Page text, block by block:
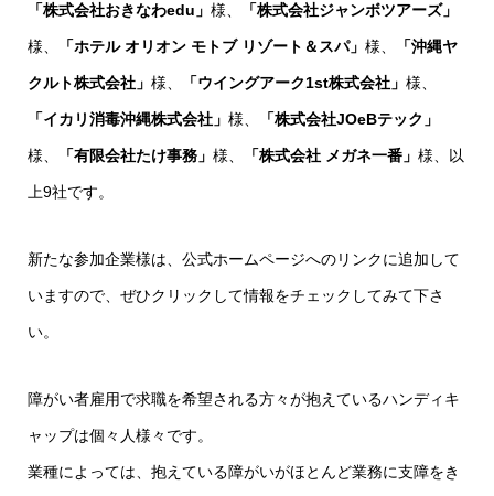
「株式会社おきなわedu」 様、 「株式会社ジャンボツアーズ」
様、 「ホテル オリオン モトブ リゾート＆スパ」 様、 「沖縄ヤ
クルト株式会社」 様、 「ウイングアーク1st株式会社」 様、
「イカリ消毒沖縄株式会社」 様、 「株式会社JOeBテック」
様、 「有限会社たけ事務」 様、 「株式会社 メガネ一番」 様、以
上9社です。
新たな参加企業様は、公式ホームページへのリンクに追加して
いますので、ぜひクリックして情報をチェックしてみて下さ
い。
障がい者雇用で求職を希望される方々が抱えているハンディキ
ャップは個々人様々です。
業種によっては、抱えている障がいがほとんど業務に支障をき